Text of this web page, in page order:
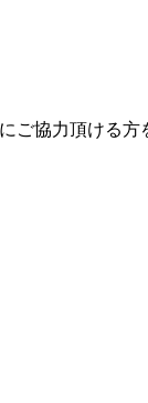
ご協力頂ける方